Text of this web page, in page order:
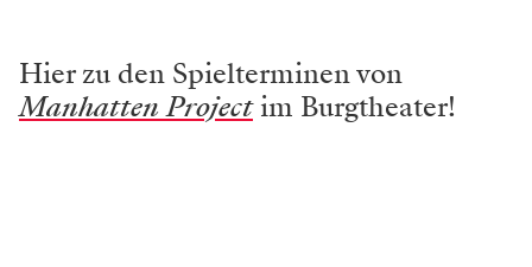
Hier zu den Spielterminen von
Manhatten Projectim Burgtheater!